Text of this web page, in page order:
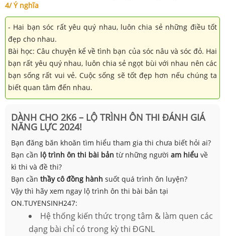
4/ Ý nghĩa
- Hai bạn sóc rất yêu quý nhau, luôn chia sẻ những điều tốt
đẹp cho nhau.
Bài học: Câu chuyện kể về tình bạn của sóc nâu và sóc đỏ. Hai
bạn rất yêu quý nhau, luôn chia sẻ ngọt bùi với nhau nên các
bạn sống rất vui vẻ. Cuộc sống sẽ tốt đẹp hơn nếu chúng ta
biết quan tâm đến nhau.
DÀNH CHO 2K6 – LỘ TRÌNH ÔN THI ĐÁNH GIÁ
NĂNG LỰC 2024!
Bạn đăng băn khoăn tìm hiểu tham gia thi chưa biết hỏi ai?
Bạn cần lộ trình ôn thi bài bản từ những người am hiểu về
kì thi và đề thi?
Bạn cần thầy cô đồng hành suốt quá trình ôn luyện?
Vậy thì hãy xem ngay lộ trình ôn thi bài bản tại
ON.TUYENSINH247:
Hệ thống kiến thức trọng tâm & làm quen các
dạng bài chỉ có trong kỳ thi ĐGNL